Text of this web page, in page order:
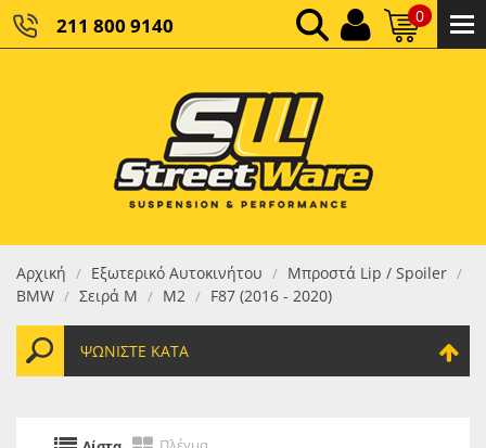
211 800 9140 0
ΚΑΘΑΡΌ ΣΎΝΟΛΟ:
ΤΕΛΙΚΌ ΣΎΝΟΛΟ:0,00 €
Αρχική / Εξωτερικό Αυτοκινήτου / Μπροστά Lip / Spoiler /
BMW / Σειρά M / M2 / F87 (2016 - 2020)
ΨΩΝΊΣΤΕ ΚΑΤΆ